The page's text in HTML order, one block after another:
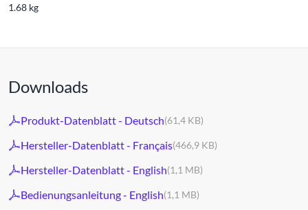
1.68 kg
Downloads
Produkt-Datenblatt - Deutsch(61,4 KB)
Hersteller-Datenblatt - Français(466,9 KB)
Hersteller-Datenblatt - English(1,1 MB)
Bedienungsanleitung - English(1,1 MB)